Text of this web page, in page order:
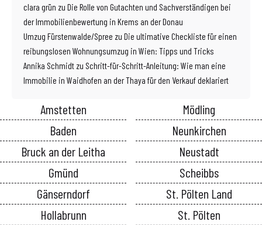
clara grün zu Die Rolle von Gutachten und Sachverständigen bei
der Immobilienbewertung in Krems an der Donau
Umzug Fürstenwalde/Spree zu Die ultimative Checkliste für einen
reibungslosen Wohnungsumzug in Wien: Tipps und Tricks
Annika Schmidt zu Schritt-für-Schritt-Anleitung: Wie man eine
Immobilie in Waidhofen an der Thaya für den Verkauf deklariert
Amstetten
Baden
Bruck an der Leitha
Gmünd
Gänserndorf
Hollabrunn
Mödling
Neunkirchen
Neustadt
Scheibbs
St. Pölten Land
St. Pölten